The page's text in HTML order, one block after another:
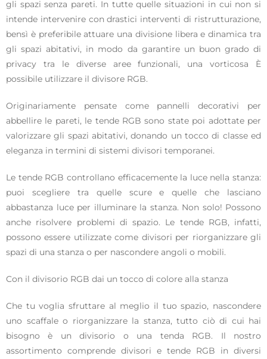
gli spazi senza pareti. In tutte quelle situazioni in cui non si
intende intervenire con drastici interventi di ristrutturazione,
bensì è preferibile attuare una divisione libera e dinamica tra
gli spazi abitativi, in modo da garantire un buon grado di
privacy tra le diverse aree funzionali, una vorticosa È
possibile utilizzare il divisore RGB.
Originariamente pensate come pannelli decorativi per
abbellire le pareti, le tende RGB sono state poi adottate per
valorizzare gli spazi abitativi, donando un tocco di classe ed
eleganza in termini di sistemi divisori temporanei.
Le tende RGB controllano efficacemente la luce nella stanza:
puoi scegliere tra quelle scure e quelle che lasciano
abbastanza luce per illuminare la stanza. Non solo! Possono
anche risolvere problemi di spazio. Le tende RGB, infatti,
possono essere utilizzate come divisori per riorganizzare gli
spazi di una stanza o per nascondere angoli o mobili.
Con il divisorio RGB dai un tocco di colore alla stanza
Che tu voglia sfruttare al meglio il tuo spazio, nascondere
uno scaffale o riorganizzare la stanza, tutto ciò di cui hai
bisogno è un divisorio o una tenda RGB. Il nostro
assortimento comprende divisori e tende RGB in diversi